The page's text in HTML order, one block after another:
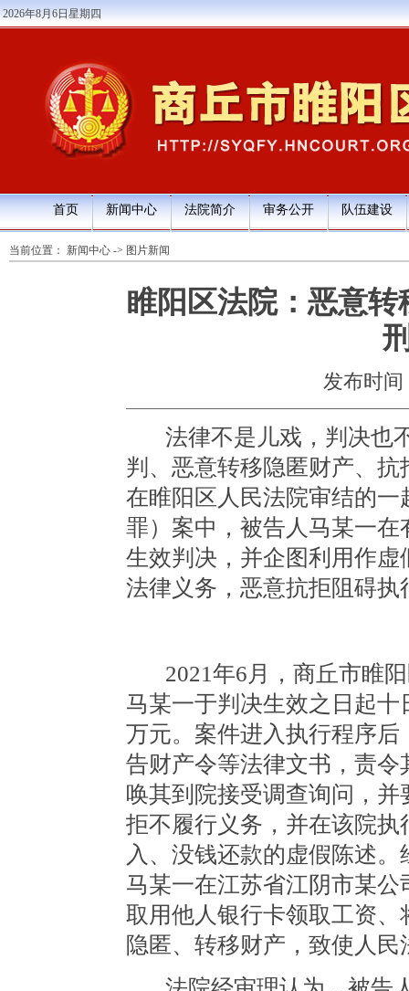
2026年8月6日星期四
首页 新闻中心 法院简介 审务公开 队伍建设
当前位置： 新闻中心 -> 图片新闻
睢阳区法院：恶意
发布时间
法律不是儿戏，判决也
判、恶意转移隐匿财产、
在睢阳区人民法院审结的
罪）案中，被告人马某一
生效判决，并企图利用作
法律义务，恶意抗拒阻碍
2021年6月，商丘市睢
马某一于判决生效之日起
万元。案件进入执行程序
告财产令等法律文书，责
唤其到院接受调查询问，
拒不履行义务，并在该院
入、没钱还款的虚假陈述
马某一在江苏省江阴市某
取用他人银行卡领取工资
隐匿、转移财产，致使人